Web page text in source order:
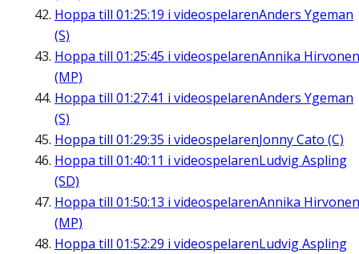
Hoppa till 01:25:19 i videospelarenAnders Ygeman
(S)
Hoppa till 01:25:45 i videospelarenAnnika Hirvonen
(MP)
Hoppa till 01:27:41 i videospelarenAnders Ygeman
(S)
Hoppa till 01:29:35 i videospelarenJonny Cato (C)
Hoppa till 01:40:11 i videospelarenLudvig Aspling
(SD)
Hoppa till 01:50:13 i videospelarenAnnika Hirvonen
(MP)
Hoppa till 01:52:29 i videospelarenLudvig Aspling